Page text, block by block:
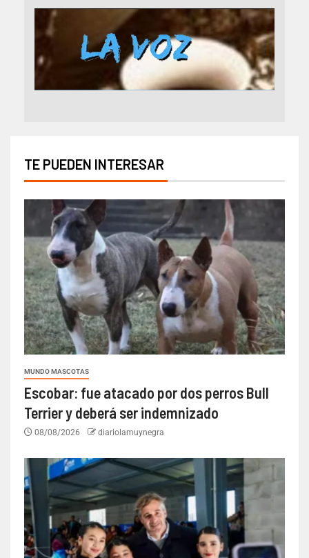
TE PUEDEN INTERESAR
MUNDO MASCOTAS
Escobar: fue atacado por dos perros Bull
Terrier y deberá ser indemnizado
08/08/2026 diariolamuynegra